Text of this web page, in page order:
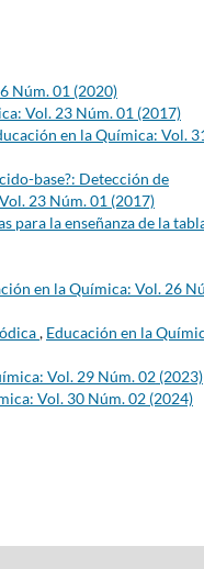
Núm. 01 (2020)
Vol. 23 Núm. 01 (2017)
en la Química: Vol.
base?: Detección de
23 Núm. 01 (2017)
para la enseñanza de la
en la Química: Vol. 26
, Educación en la
Vol. 29 Núm. 02 (2023)
Vol. 30 Núm. 02 (2024)